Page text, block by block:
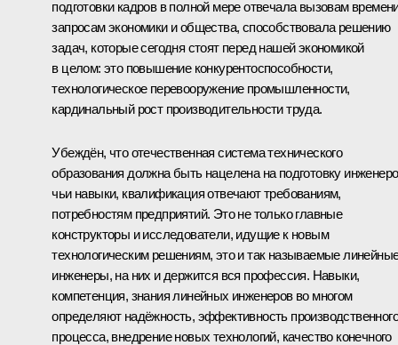
подготовки кадров в полной мере отвечала вызовам
запросам экономики и общества, способствовала решению
задач, которые сегодня стоят перед нашей экономикой
в целом: это повышение конкурентоспособности,
технологическое перевооружение промышленности,
кардинальный рост производительности труда.
Убеждён, что отечественная система технического
образования должна быть нацелена на подготовку
чьи навыки, квалификация отвечают требованиям,
потребностям предприятий. Это не только главные
конструкторы и исследователи, идущие к новым
технологическим решениям, это и так называемые
инженеры, на них и держится вся профессия. Навыки,
компетенция, знания линейных инженеров во многом
определяют надёжность, эффективность производственного
процесса, внедрение новых технологий, качество конечного